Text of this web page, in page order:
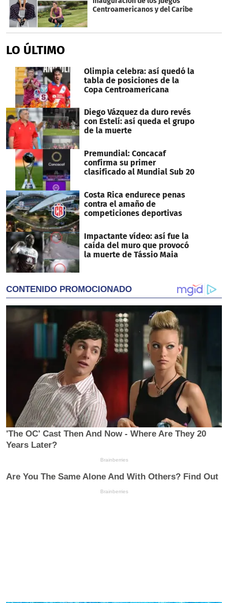
Centroamericanos y del Caribe
LO ÚLTIMO
Olimpia celebra: así quedó la
tabla de posiciones de la
Copa Centroamericana
Diego Vázquez da duro revés
con Estelí: así queda el grupo
de la muerte
Premundial: Concacaf
confirma su primer
clasificado al Mundial Sub 20
Costa Rica endurece penas
contra el amaño de
competiciones deportivas
Impactante vídeo: así fue la
caída del muro que provocó
la muerte de Tássio Maia